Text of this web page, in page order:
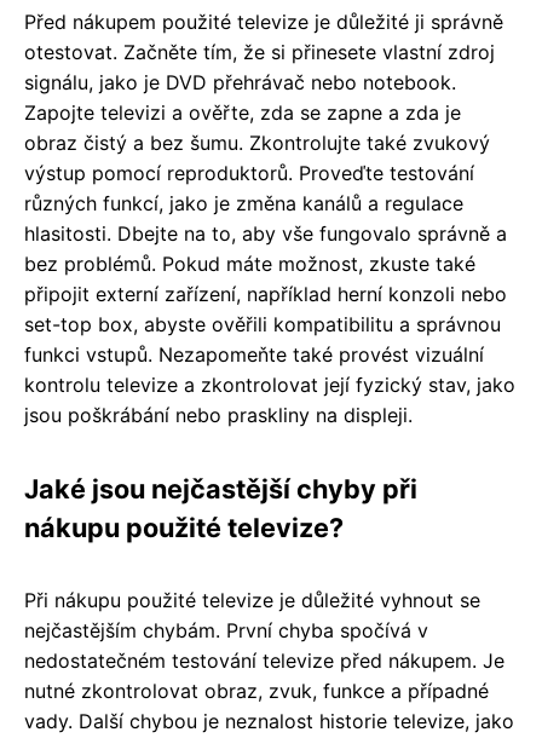
Před nákupem použité televize je důležité ji správně
otestovat. Začněte tím, že si přinesete vlastní zdroj
signálu, jako je DVD přehrávač nebo notebook.
Zapojte televizi a ověřte, zda se zapne a zda je
obraz čistý a bez šumu. Zkontrolujte také zvukový
výstup pomocí reproduktorů. Proveďte testování
různých funkcí, jako je změna kanálů a regulace
hlasitosti. Dbejte na to, aby vše fungovalo správně a
bez problémů. Pokud máte možnost, zkuste také
připojit externí zařízení, například herní konzoli nebo
set-top box, abyste ověřili kompatibilitu a správnou
funkci vstupů. Nezapomeňte také provést vizuální
kontrolu televize a zkontrolovat její fyzický stav, jako
jsou poškrábání nebo praskliny na displeji.
Jaké jsou nejčastější chyby při
nákupu použité televize?
Při nákupu použité televize je důležité vyhnout se
nejčastějším chybám. První chyba spočívá v
nedostatečném testování televize před nákupem. Je
nutné zkontrolovat obraz, zvuk, funkce a případné
vady. Další chybou je neznalost historie televize, jako